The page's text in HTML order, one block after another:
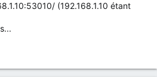
(192.168.1.10 étant